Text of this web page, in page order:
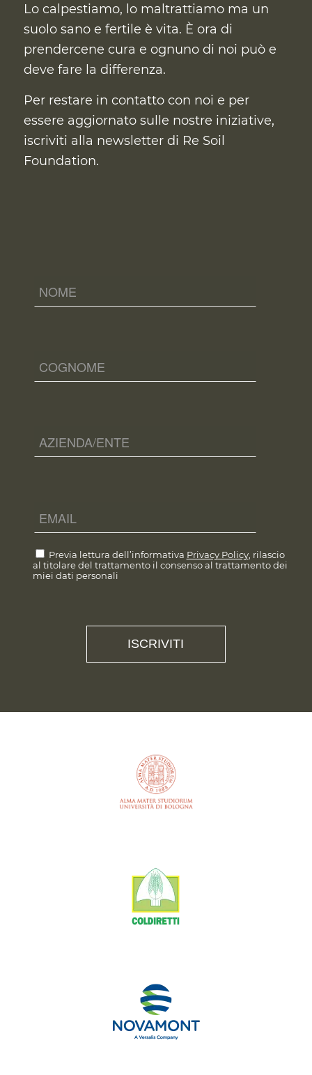
Lo calpestiamo, lo maltrattiamo ma un
suolo sano e fertile è vita. È ora di
prendercene cura e ognuno di noi può e
deve fare la differenza.
Per restare in contatto con noi e per
essere aggiornato sulle nostre iniziative,
iscriviti alla newsletter di Re Soil
Foundation.
Previa lettura dell’informativa Privacy Policy, rilascio
al titolare del trattamento il consenso al trattamento dei
miei dati personali